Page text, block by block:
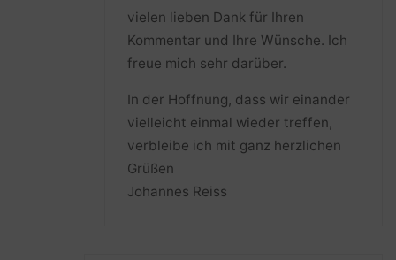
vielen lieben Dank für Ihren
Kommentar und Ihre Wünsche. Ich
freue mich sehr darüber.
In der Hoffnung, dass wir einander
vielleicht einmal wieder treffen,
verbleibe ich mit ganz herzlichen
Grüßen
Johannes Reiss